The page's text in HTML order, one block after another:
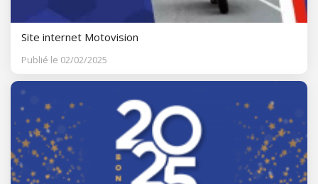
Site internet Motovision
Publié le 02/02/2025